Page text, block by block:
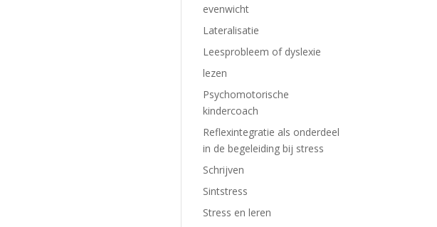
evenwicht
Lateralisatie
Leesprobleem of dyslexie
lezen
Psychomotorische
kindercoach
Reflexintegratie als onderdeel
in de begeleiding bij stress
Schrijven
Sintstress
Stress en leren